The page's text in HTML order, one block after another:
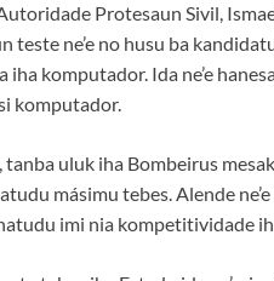
Protesaun Sivil,
teste ne’e no husu ba
komputador. Ida ne’e
komputador.
uluk iha Bombeirus mesak
másimu tebes. Alende
imi nia kompetitividade